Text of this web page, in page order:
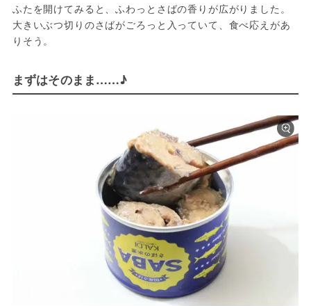
ふたを開けてみると、ふわっとさばの香りが広がりました。
大きいぶつ切りのさばがごろっと入っていて、食べ応えがあ
りそう。
まずはそのまま……♪